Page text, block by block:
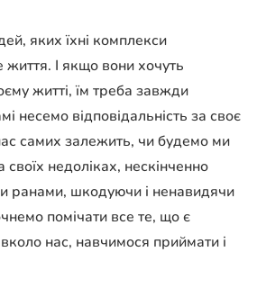
яких їхні комплекси
І якщо вони хочуть
житті, їм треба завжди
несемо відповідальність за своє
самих залежить, чи будемо ми
недоліках, нескінченно
ранами, шкодуючи і ненавидячи
помічати все те, що є
нас, навчимося приймати і